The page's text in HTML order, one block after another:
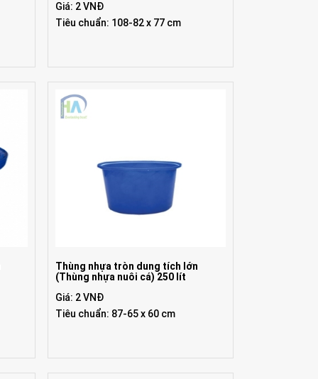
Giá: 2 VNĐ
Tiêu chuẩn: 108-82 x 77 cm
Thùng nhựa tròn dung tích lớn
(Thùng nhựa nuôi cá) 250 lít
Giá: 2 VNĐ
Tiêu chuẩn: 87-65 x 60 cm